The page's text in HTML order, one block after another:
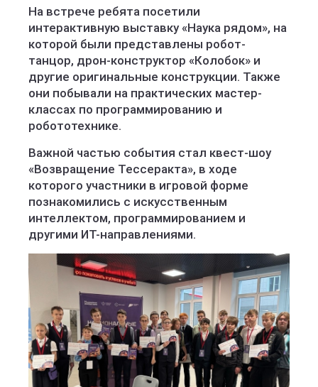
На встрече ребята посетили
интерактивную выставку «Наука рядом», на
которой были представлены робот-
танцор, дрон-конструктор «Колобок» и
другие оригинальные конструкции. Также
они побывали на практических мастер-
классах по программированию и
робототехнике.
Важной частью события стал квест-шоу
«Возвращение Тессеракта», в ходе
которого участники в игровой форме
познакомились с искусственным
интеллектом, программированием и
другими ИТ-направлениями.